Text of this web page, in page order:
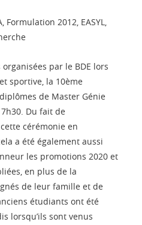
Formulation 2012, EASYL,
par le BDE lors
sportive, la 10ème
de Master Génie
Du fait de
cérémonie en
a été également aussi
les promotions 2020 et
en plus de la
de leur famille et de
étudiants ont été
lorsqu’ils sont venus